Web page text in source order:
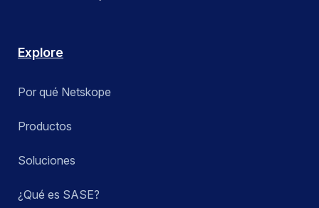
Explore
Por qué Netskope
Productos
Soluciones
¿Qué es SASE?